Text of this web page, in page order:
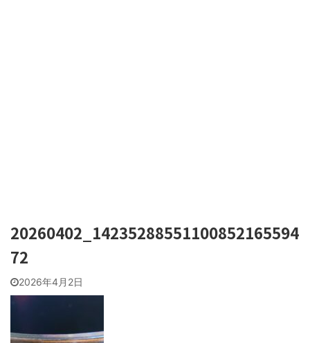
20260402_14235288551100852165594
72
2026年4月2日